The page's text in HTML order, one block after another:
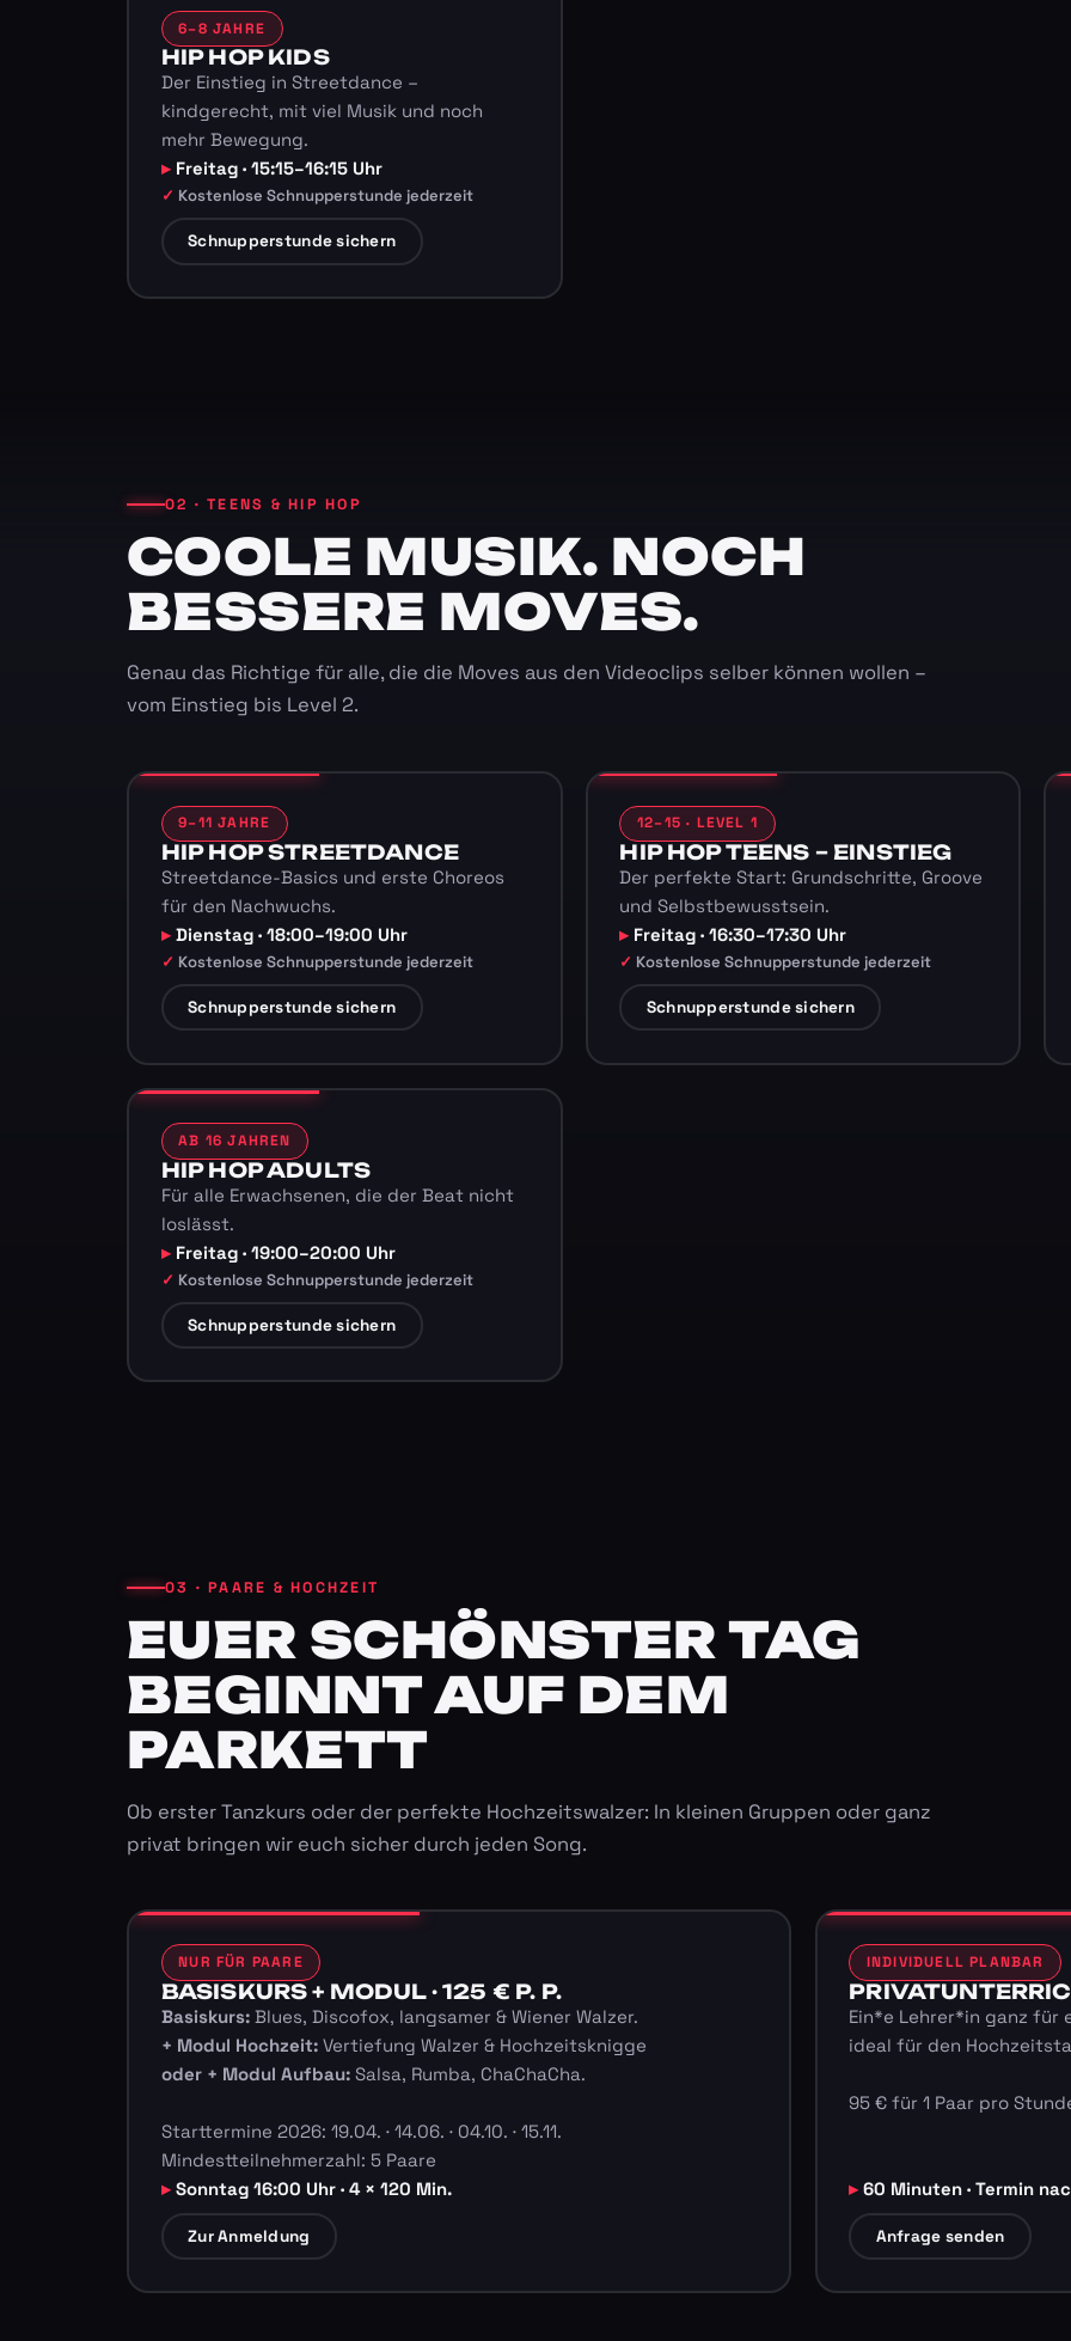
6–8 JAHRE
HIP HOP KIDS
Der Einstieg in Streetdance –
kindgerecht, mit viel Musik und noch
mehr Bewegung.
Freitag · 15:15–16:15 Uhr
Kostenlose Schnupperstunde jederzeit
Schnupperstunde sichern
02 · TEENS & HIP HOP
COOLE MUSIK. NOCH
BESSERE MOVES.
Genau das Richtige für alle, die die Moves aus den Videoclips selber können wollen –
vom Einstieg bis Level 2.
9–11 JAHRE
HIP HOP STREETDANCE
Streetdance-Basics und erste Choreos
für den Nachwuchs.
Dienstag · 18:00–19:00 Uhr
Kostenlose Schnupperstunde jederzeit
Schnupperstunde sichern
12–15 · LEVEL 1
HIP HOP TEENS – EINSTIEG
Der perfekte Start: Grundschritte, Groove
und Selbstbewusstsein.
Freitag · 16:30–17:30 Uhr
Kostenlose Schnupperstunde jederzeit
Schnupperstunde sichern
AB 16 JAHREN
HIP HOP ADULTS
Für alle Erwachsenen, die der Beat nicht
loslässt.
Freitag · 19:00–20:00 Uhr
Kostenlose Schnupperstunde jederzeit
Schnupperstunde sichern
03 · PAARE & HOCHZEIT
EUER SCHÖNSTER TAG
BEGINNT AUF DEM
PARKETT
Ob erster Tanzkurs oder der perfekte Hochzeitswalzer: In kleinen Gruppen oder ganz
privat bringen wir euch sicher durch jeden Song.
NUR FÜR PAARE
BASISKURS + MODUL · 125 € P. P.
Basiskurs:Blues, Discofox, langsamer & Wiener Walzer.
+ Modul Hochzeit:Vertiefung Walzer & Hochzeitsknigge
oder + Modul Aufbau:Salsa, Rumba, ChaChaCha.
Starttermine 2026: 19.04. · 14.06. · 04.10. · 15.11.
Mindestteilnehmerzahl: 5 Paare
Sonntag 16:00 Uhr · 4 × 120 Min.
Zur Anmeldung
INDIVIDUELL PLANBAR
Ein*e Lehrer*in ganz für
ideal für den
95 € für 1 Paar pro
60 Minuten · Termin
Anfrage senden